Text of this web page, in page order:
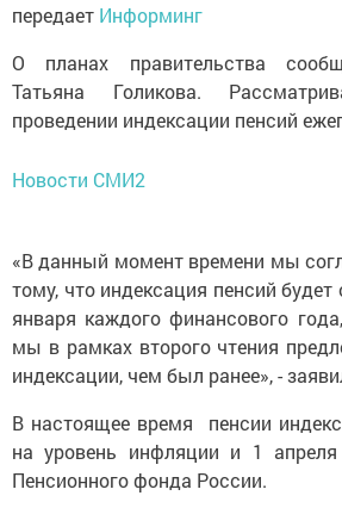
передает Информинг
О планах правительства
Татьяна Голикова.
проведении индексации пенсий
Новости СМИ2
«В данный момент времени мы
тому, что индексация пенсий
января каждого финансового
мы в рамках второго чтения
индексации, чем был ранее», -
В настоящее время пенсии
на уровень инфляции и 1
Пенсионного фонда России.